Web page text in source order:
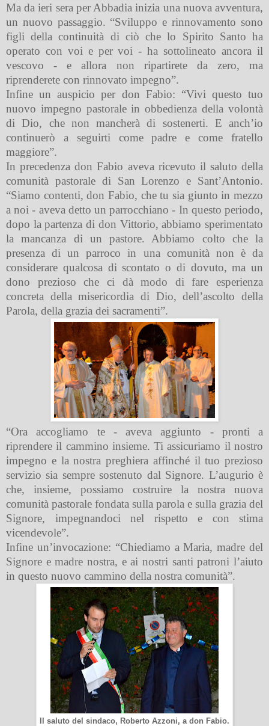
Ma da ieri sera per Abbadia inizia una nuova avventura,
un nuovo passaggio. “Sviluppo e rinnovamento sono
figli della continuità di ciò che lo Spirito Santo ha
operato con voi e per voi - ha sottolineato ancora il
vescovo - e allora non ripartirete da zero, ma
riprenderete con rinnovato impegno”.
Infine un auspicio per don Fabio: “Vivi questo tuo
nuovo impegno pastorale in obbedienza della volontà
di Dio, che non mancherà di sostenerti. E anch’io
continuerò a seguirti come padre e come fratello
maggiore”.
In precedenza don Fabio aveva ricevuto il saluto della
comunità pastorale di San Lorenzo e Sant’Antonio.
“Siamo contenti, don Fabio, che tu sia giunto in mezzo
a noi - aveva detto un parrocchiano - In questo periodo,
dopo la partenza di don Vittorio, abbiamo sperimentato
la mancanza di un pastore. Abbiamo colto che la
presenza di un parroco in una comunità non è da
considerare qualcosa di scontato o di dovuto, ma un
dono prezioso che ci dà modo di fare esperienza
concreta della misericordia di Dio, dell’ascolto della
Parola, della grazia dei sacramenti”.
“Ora accogliamo te - aveva aggiunto - pronti a
riprendere il cammino insieme. Ti assicuriamo il nostro
impegno e la nostra preghiera affinché il tuo prezioso
servizio sia sempre sostenuto dal Signore. L’augurio è
che, insieme, possiamo costruire la nostra nuova
comunità pastorale fondata sulla parola e sulla grazia del
Signore, impegnandoci nel rispetto e con stima
vicendevole”.
Infine un’invocazione: “Chiediamo a Maria, madre del
Signore e madre nostra, e ai nostri santi patroni l’aiuto
in questo nuovo cammino della nostra comunità”.
Il saluto del sindaco, Roberto Azzoni, a don Fabio.